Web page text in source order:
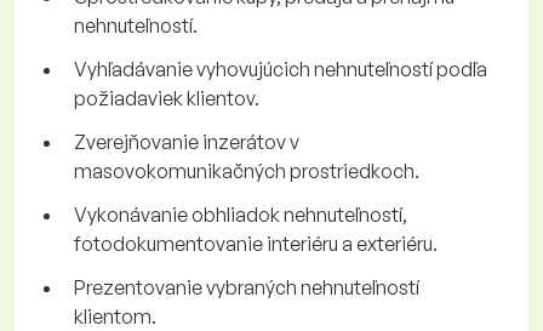
nehnuteľností.
Vyhľadávanie vyhovujúcich nehnuteľností podľa
požiadaviek klientov.
Zverejňovanie inzerátov v
masovokomunikačných prostriedkoch.
Vykonávanie obhliadok nehnuteľností,
fotodokumentovanie interiéru a exteriéru.
Prezentovanie vybraných nehnuteľností
klientom.